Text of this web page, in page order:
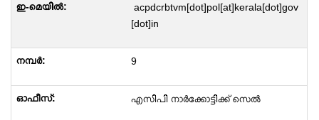
acpdcrbtvm[dot]pol[at]kerala[dot]gov
[dot]in
9
എസിപി നാർക്കോട്ടിക്ക് സെൽ